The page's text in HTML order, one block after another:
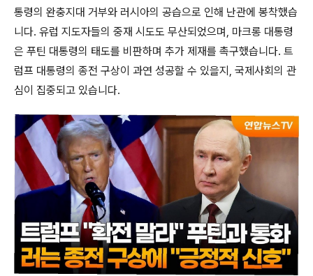
통령의 완충지대 거부와 러시아의 공습으로 인해 난관에 봉착했습
니다. 유럽 지도자들의 중재 시도도 무산되었으며, 마크롱 대통령
은 푸틴 대통령의 태도를 비판하며 추가 제재를 촉구했습니다. 트
럼프 대통령의 종전 구상이 과연 성공할 수 있을지, 국제사회의 관
심이 집중되고 있습니다.